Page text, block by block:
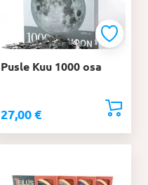
Pusle Kuu 1000 osa
27,00€